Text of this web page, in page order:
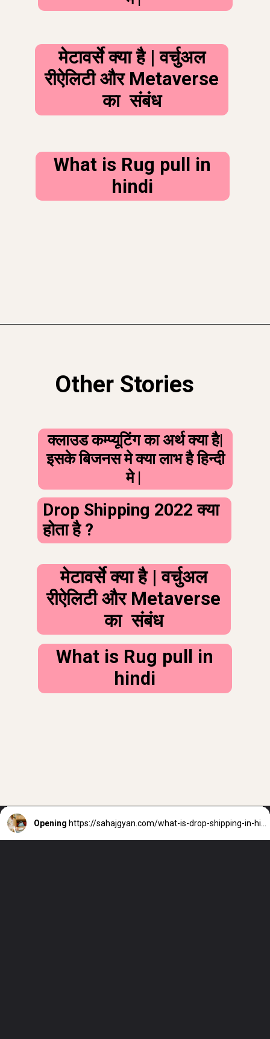
मेटावर्से क्या है | वर्चुअल
रीऐलिटी और Metaverse
का संबंध
What is Rug pull in
hindi
क्लाउड कम्प्यूटिंग का अर्थ क्या है|
इसके बिजनस मे क्या लाभ है हिन्दी
मे |
Other Stories
Drop Shipping 2022 क्या
होता है ?
What is Rug pull in
hindi
मेटावर्से क्या है | वर्चुअल
रीऐलिटी और Metaverse
का संबंध
Opening